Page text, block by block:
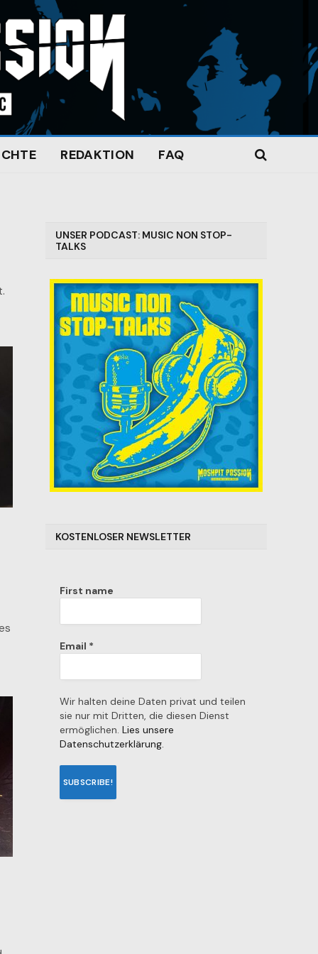
REDAKTION FAQ
UNSER PODCAST: MUSIC NON STOP-
TALKS
KOSTENLOSER NEWSLETTER
First name
Email *
Wir halten deine Daten privat und teilen
sie nur mit Dritten, die diesen Dienst
ermöglichen. Lies unsere
Datenschutzerklärung.